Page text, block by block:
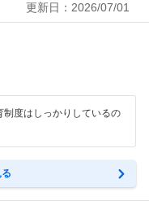
更新日： 2026/07/01
度はしっかりしているの